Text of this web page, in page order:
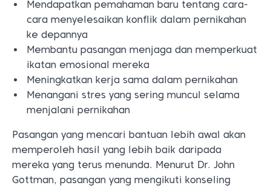
Mendapatkan pemahaman baru tentang cara-
cara menyelesaikan konflik dalam pernikahan
ke depannya
Membantu pasangan menjaga dan memperkuat
ikatan emosional mereka
Meningkatkan kerja sama dalam pernikahan
Menangani stres yang sering muncul selama
menjalani pernikahan
Pasangan yang mencari bantuan lebih awal akan
memperoleh hasil yang lebih baik daripada
mereka yang terus menunda. Menurut Dr. John
Gottman, pasangan yang mengikuti konseling